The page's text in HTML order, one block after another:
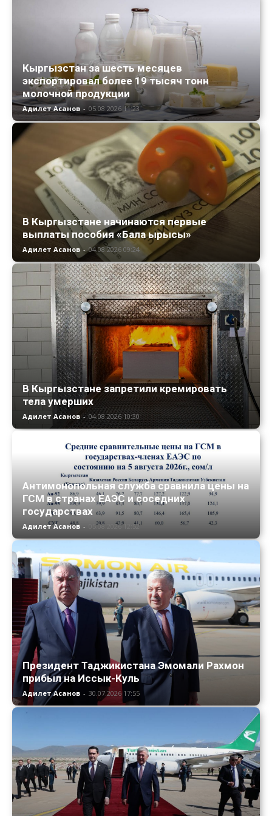
Кыргызстан за шесть месяцев
экспортировал более 19 тысяч тонн
молочной продукции
Адилет Асанов - 05.08.2026 11:23
В Кыргызстане начинаются первые
выплаты пособия «Бала ырысы»
Адилет Асанов - 04.08.2026 09:24
В Кыргызстане запретили кремировать
тела умерших
Адилет Асанов - 04.08.2026 10:30
Антимонопольная служба сравнила цены на
ГСМ в странах ЕАЭС и соседних
государствах
Адилет Асанов - 05.08.2026 12:52
Президент Таджикистана Эмомали Рахмон
прибыл на Иссык-Куль
Адилет Асанов - 30.07.2026 17:55